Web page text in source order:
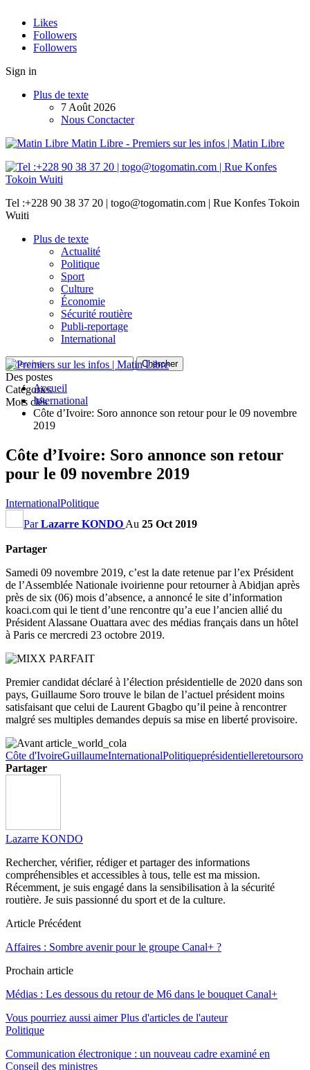
Likes
Followers
Followers
Sign in
Plus de texte
7 Août 2026
Nous Conctacter
Matin Libre - Premiers sur les infos | Matin Libre
Tel :+228 90 38 37 20 | togo@togomatin.com | Rue Konfes Tokoin
Wuiti
Plus de texte
Actualité
Politique
Sport
Culture
Économie
Sécurité routière
Publi-reportage
International
Des postes
Catégories
Mots clés
Accueil
International
Côte d’Ivoire: Soro annonce son retour pour le 09 novembre
2019
Côte d’Ivoire: Soro annonce son retour
pour le 09 novembre 2019
InternationalPolitique
ParLazarre KONDO Au 25 Oct 2019
Partager
Samedi 09 novembre 2019, c’est la date retenue par l’ex Président
de l’Assemblée Nationale ivoirienne pour retourner à Abidjan après
près de six (06) mois d’absence, a annoncé le site d’information
koaci.com qui le tient d’une rencontre qu’a eue l’ancien allié du
Président Alassane Ouattara avec des médias français dans un hôtel
à Paris ce mercredi 23 octobre 2019.
Premier candidat déclaré à l’élection présidentielle de 2020 dans son
pays, Guillaume Soro trouve le bilan de l’actuel président moins
satisfaisant que celui de Laurent Gbagbo qu’il peine à rencontrer
malgré ses multiples demandes depuis sa mise en liberté provisoire.
Côte d'IvoireGuillaumeInternationalPolitiqueprésidentielleretoursoro
Partager
Lazarre KONDO
Rechercher, vérifier, rédiger et partager des informations
compréhensibles et accessibles à tous, telle est ma mission.
Récemment, je suis engagé dans la sensibilisation à la sécurité
routière. Je suis passionné du sport et de la culture.
Article Précédent
Affaires : Sombre avenir pour le groupe Canal+ ?
Prochain article
Médias : Les dessous du retour de M6 dans le bouquet Canal+
Vous pourriez aussi aimer Plus d'articles de l'auteur
Politique
Communication électronique : un nouveau cadre examiné en
Conseil des ministres